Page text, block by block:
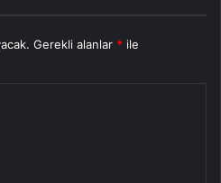
Gerekli alanlar * ile